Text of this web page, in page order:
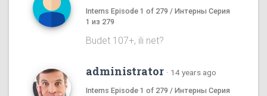
Interns Episode 1 of 279 / Интерны Серия
1 из 279
Budet 107+, ili net?
administrator · 14 years ago
Interns Episode 1 of 279 / Интерны Серия